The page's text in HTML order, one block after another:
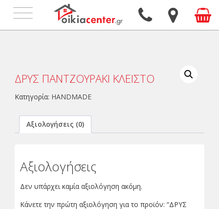
Toggle
navigation
ΔΡΥΣ ΠΑΝΤΖΟΥΡΑΚΙ ΚΛΕΙΣΤΟ
Κατηγορία: HANDMADE
Αξιολογήσεις (0)
Αξιολογήσεις
Δεν υπάρχει καμία αξιολόγηση ακόμη.
Κάνετε την πρώτη αξιολόγηση για το προϊόν: “ΔΡΥΣ